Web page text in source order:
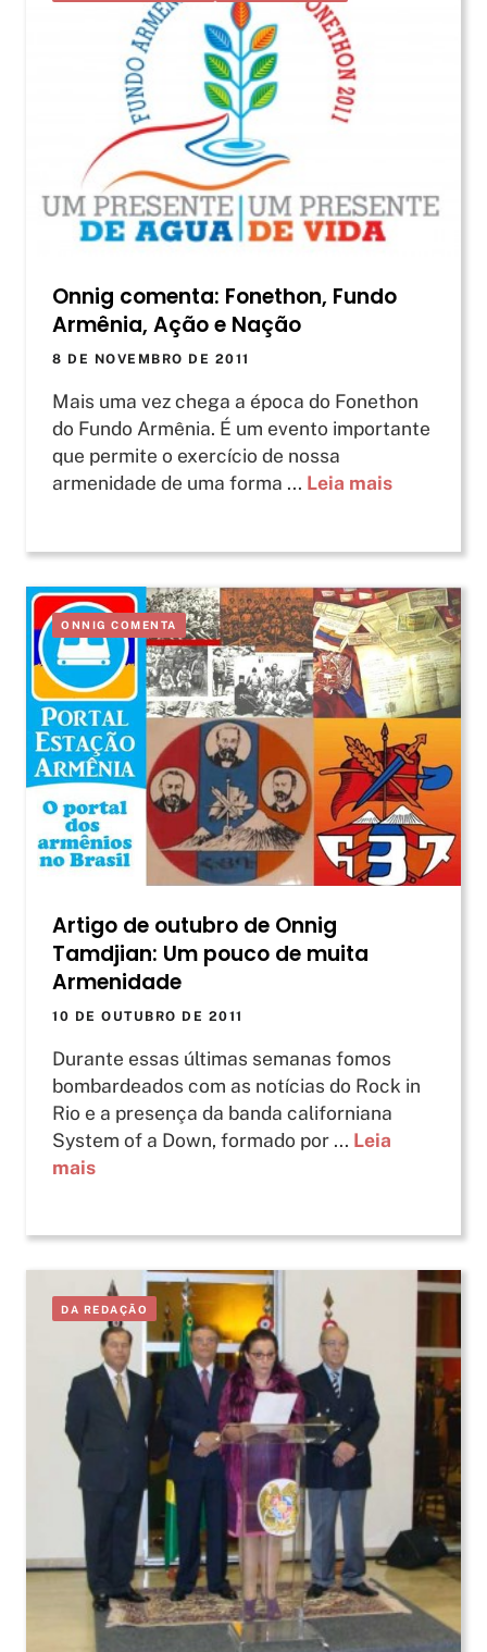
Onnig comenta: Fonethon, Fundo
Armênia, Ação e Nação
8 DE NOVEMBRO DE 2011
Mais uma vez chega a época do Fonethon
do Fundo Armênia. É um evento importante
que permite o exercício de nossa
armenidade de uma forma ... Leia mais
ONNIG COMENTA
Artigo de outubro de Onnig
Tamdjian: Um pouco de muita
Armenidade
10 DE OUTUBRO DE 2011
Durante essas últimas semanas fomos
bombardeados com as notícias do Rock in
Rio e a presença da banda californiana
System of a Down, formado por ... Leia
mais
DA REDAÇÃO